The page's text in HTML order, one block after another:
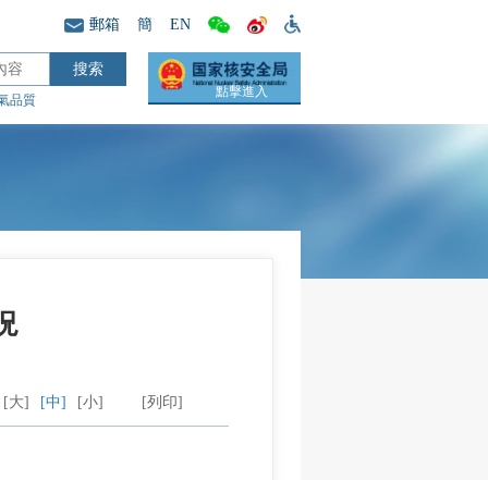
郵箱 簡 EN
品質
點擊進入
[列印]
[大] [中] [小]